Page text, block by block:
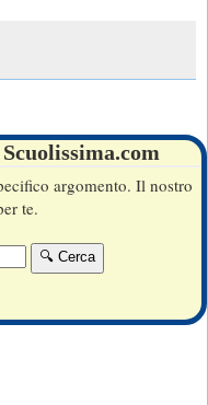
argomento. Il nostro
te.